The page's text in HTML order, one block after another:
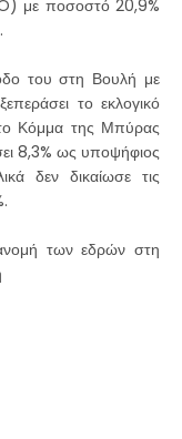
με ποσοστό 20,9%
του στη Βουλή με
το εκλογικό
Κόμμα της Μπύρας
8,3% ως υποψήφιος
δεν δικαίωσε τις
των εδρών στη